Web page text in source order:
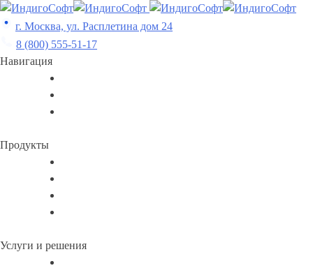
Skip
to
content
г. Москва, ул. Расплетина дом 24
8 (800) 555-51-17
Навигация
Продукты
Услуги и решения